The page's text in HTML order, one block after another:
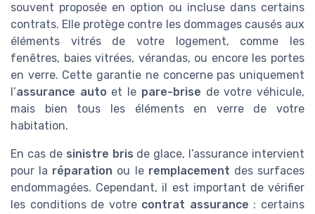
souvent proposée en option ou incluse dans certains
contrats. Elle protège contre les dommages causés aux
éléments vitrés de votre logement, comme les
fenêtres, baies vitrées, vérandas, ou encore les portes
en verre. Cette garantie ne concerne pas uniquement
l’assurance auto et le pare-brise de votre véhicule,
mais bien tous les éléments en verre de votre
habitation.
En cas de sinistre bris de glace, l’assurance intervient
pour la réparation ou le remplacement des surfaces
endommagées. Cependant, il est important de vérifier
les conditions de votre contrat assurance : certains